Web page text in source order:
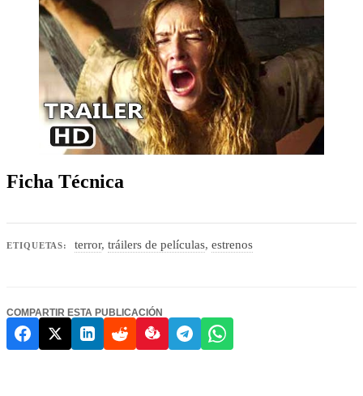
Ficha Técnica
ETIQUETAS: terror, tráilers de películas, estrenos
COMPARTIR ESTA PUBLICACIÓN